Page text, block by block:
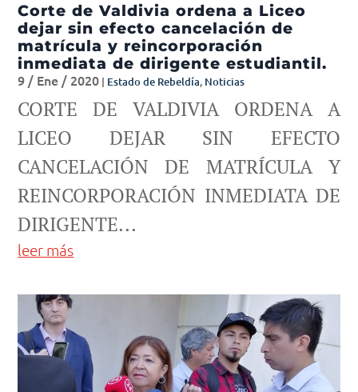
Corte de Valdivia ordena a Liceo
dejar sin efecto cancelación de
matrícula y reincorporación
inmediata de dirigente estudiantil.
9 / Ene / 2020 | Estado de Rebeldía, Noticias
CORTE DE VALDIVIA ORDENA A
LICEO DEJAR SIN EFECTO
CANCELACIÓN DE MATRÍCULA Y
REINCORPORACIÓN INMEDIATA DE
DIRIGENTE...
leer más